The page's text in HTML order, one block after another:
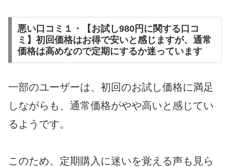
悪い口コミ１・【お試し980円に関する口コ
ミ】初回価格はお得で安いと感じますが、通常
価格は高めなので定期にするか迷っています
一部のユーザーは、初回のお試し価格に満足
しながらも、通常価格がやや高いと感じてい
るようです。
このため、定期購入に迷いを覚える声も見ら